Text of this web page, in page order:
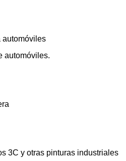
automóviles
automóviles.
3C y otras pinturas industriales